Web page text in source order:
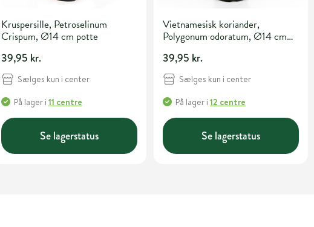
Kruspersille, Petroselinum
Crispum, Ø14 cm potte
39,95 kr.
Sælges kun i center
På lageri 11 centre
Se lagerstatus
Vietnamesisk koriander,
Polygonum odoratum, Ø14 cm
39,95 kr.
Sælges kun i center
På lageri 12 centre
Se lagerstatus